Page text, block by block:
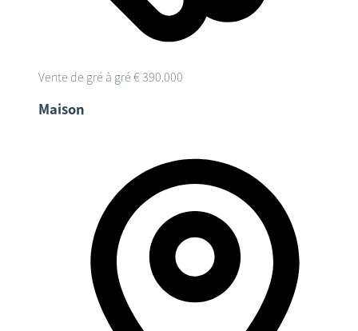
Vente de gré à gré € 390.000
Maison